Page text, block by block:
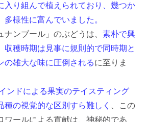
入り組んで植えられており、幾つか
様性に富んでいました。
ナンブール」のぶどうは、 素朴で興
収穫時期は見事に規則的で同時期と
の雄大な味に圧倒されるに至りま
ンドによる果実のテイスティング
種の視覚的な区別すら難しく
、この
ワールによる貢献は、神秘的であ